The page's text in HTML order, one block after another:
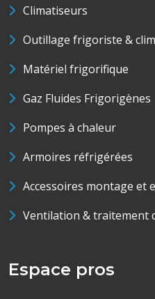
Climatiseurs
Outillage frigoriste &
Matériel frigorifique
Gaz Fluides Frigorigènes
Pompes à chaleur
Armoires réfrigérées
Accessoires montage et
Ventilation & traitement
Espace pros